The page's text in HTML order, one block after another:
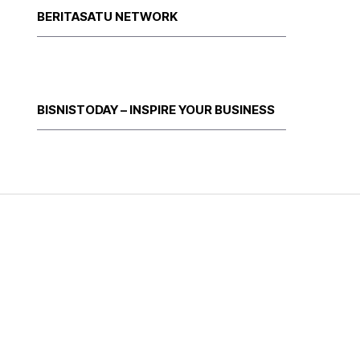
BERITASATU NETWORK
BISNISTODAY – INSPIRE YOUR BUSINESS